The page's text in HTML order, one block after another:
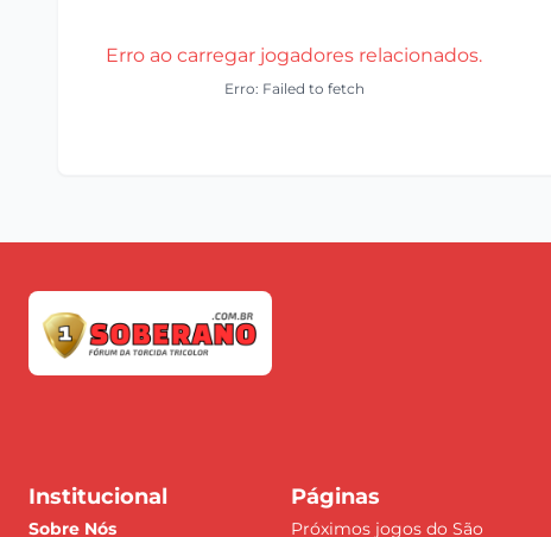
Erro ao carregar jogadores relacionados.
Erro: Failed to fetch
Institucional
Sobre Nós
Páginas
Próximos jogos do São